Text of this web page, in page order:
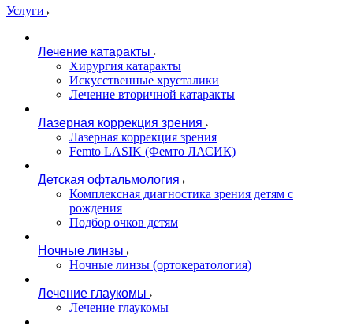
Услуги
Лечение катаракты
Хирургия катаракты
Искусственные хрусталики
Лечение вторичной катаракты
Лазерная коррекция зрения
Лазерная коррекция зрения
Femto LASIK (Фемто ЛАСИК)
Детская офтальмология
Комплексная диагностика зрения детям c
рождения
Подбор очков детям
Ночные линзы
Ночные линзы (ортокератология)
Лечение глаукомы
Лечение глаукомы